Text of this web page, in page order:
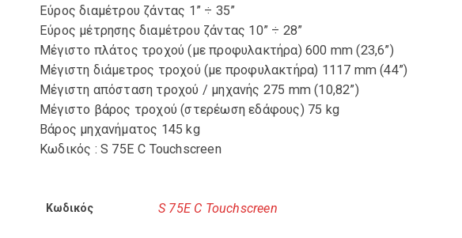
Εύρος διαμέτρου ζάντας 1” ÷ 35”
Εύρος μέτρησης διαμέτρου ζάντας 10” ÷ 28”
Μέγιστο πλάτος τροχού (με προφυλακτήρα) 600 mm (23,6”)
Μέγιστη διάμετρος τροχού (με προφυλακτήρα) 1117 mm (44”)
Μέγιστη απόσταση τροχού / μηχανής 275 mm (10,82”)
Μέγιστο βάρος τροχού (στερέωση εδάφους) 75 kg
Βάρος μηχανήματος 145 kg
Κωδικός : S 75E C Touchscreen
Κωδικός S 75E C Touchscreen